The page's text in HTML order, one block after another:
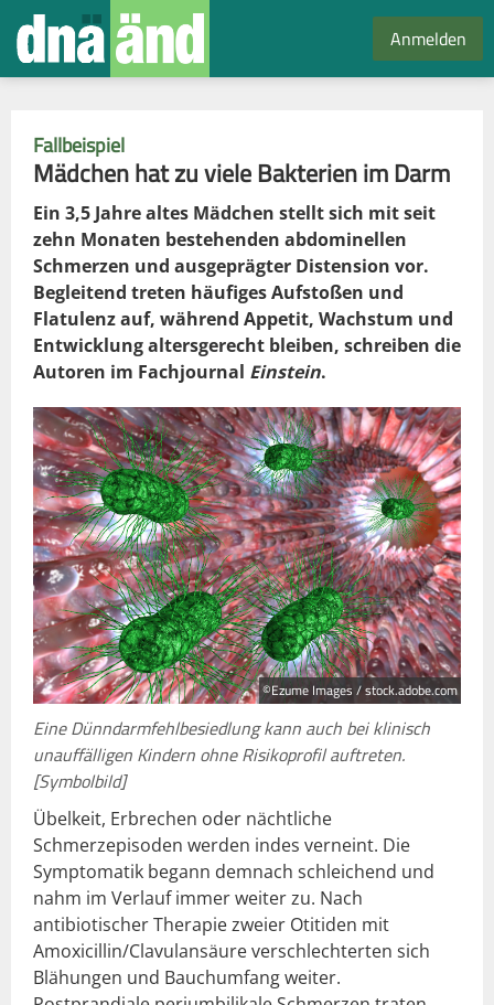
Anmelden
Fallbeispiel
Mädchen hat zu viele Bakterien im Darm
Ein 3,5 Jahre altes Mädchen stellt sich mit seit
zehn Monaten bestehenden abdominellen
Schmerzen und ausgeprägter Distension vor.
Begleitend treten häufiges Aufstoßen und
Flatulenz auf, während Appetit, Wachstum und
Entwicklung altersgerecht bleiben, schreiben die
Autoren im Fachjournal Einstein.
©Ezume Images / stock.adobe.com
Eine Dünndarmfehlbesiedlung kann auch bei klinisch
unauffälligen Kindern ohne Risikoprofil auftreten.
[Symbolbild]
Übelkeit, Erbrechen oder nächtliche
Schmerzepisoden werden indes verneint. Die
Symptomatik begann demnach schleichend und
nahm im Verlauf immer weiter zu. Nach
antibiotischer Therapie zweier Otitiden mit
Amoxicillin/Clavulansäure verschlechterten sich
Blähungen und Bauchumfang weiter.